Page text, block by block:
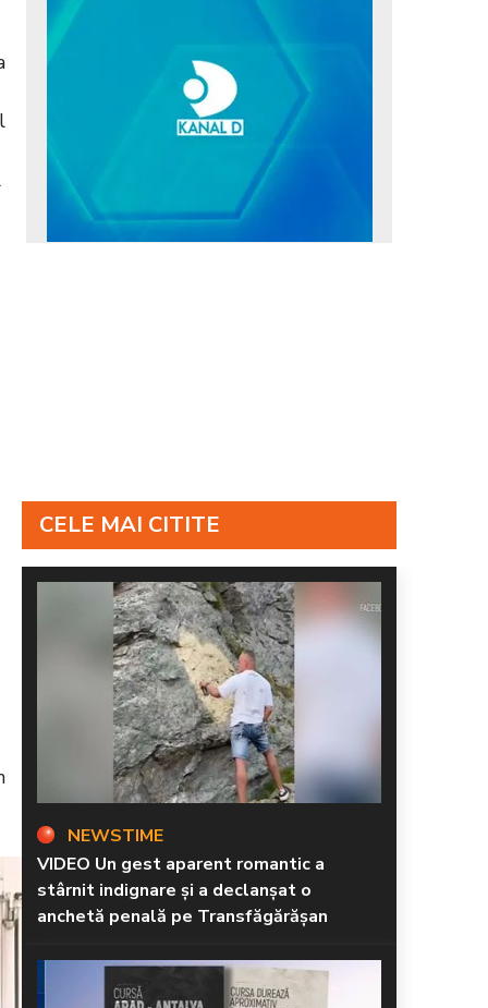
CELE MAI CITITE
NEWSTIME
VIDEO Un gest aparent romantic a
stârnit indignare și a declanșat o
anchetă penală pe Transfăgărășan